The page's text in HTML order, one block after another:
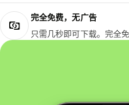
完全免费，无广告
只需几秒即可下载。完全